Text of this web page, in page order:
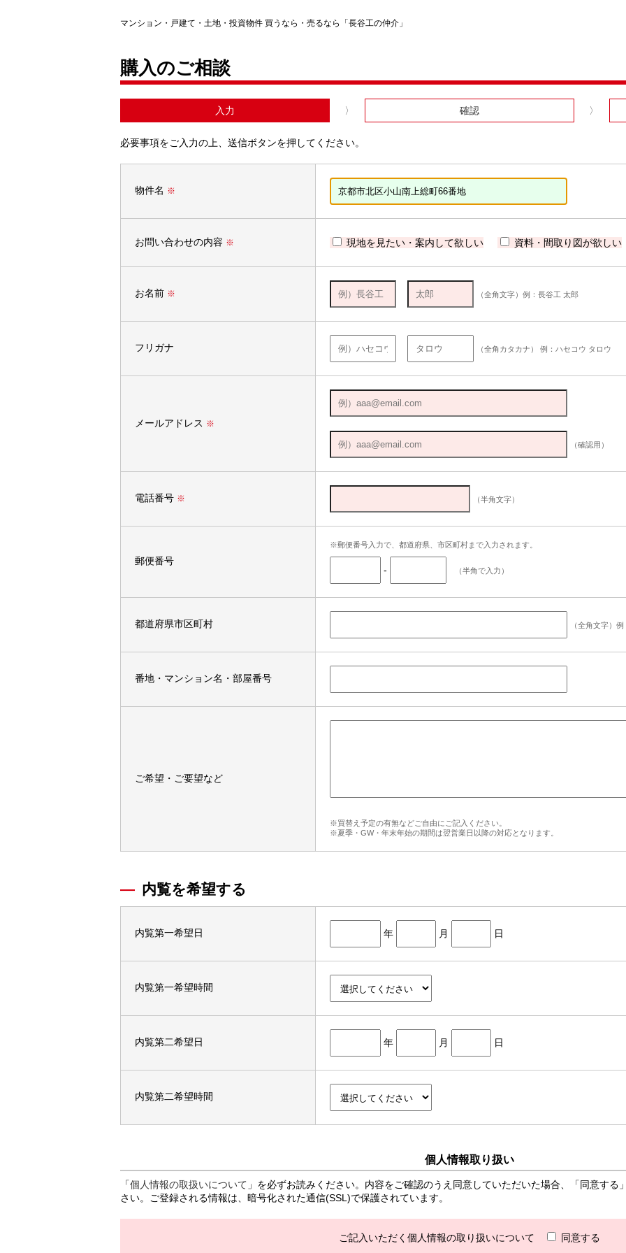
マンション・戸建て・土地・投資物件 買うなら・売るなら「長谷工の仲介」
購入のご相談
入力 確認
必要事項をご入力の上、送信ボタンを押してください。
物件名 ※
お問い合わせの内容 ※ 現地を見たい・案内して欲しい 資料・間取り図が欲しい
お名前 ※ （全角文字）例：長谷工 太郎
フリガナ （全角カタカナ） 例：ハセコウ タロウ
メールアドレス ※
（確認用）
電話番号 ※ （半角文字）
郵便番号
※郵便番号入力で、都道府県、市区町村まで入力されます。
- （半角で入力）
都道府県市区町村 （全角文字）
番地・マンション名・部屋番号
ご希望・ご要望など
※買替え予定の有無などご自由にご記入ください。
※夏季・GW・年末年始の期間は翌営業日以降の対応となります。
内覧を希望する
内覧第一希望日 年 月 日
内覧第一希望時間
内覧第二希望日 年 月 日
内覧第二希望時間
個人情報取り扱い
「個人情報の取扱いについて 」を必ずお読みください。内容をご確認のうえ同意していただいた場合、「同意す
さい。ご登録される情報は、暗号化された通信(SSL)で保護されています。
ご記入いただく個人情報の取り扱いについて 同意する